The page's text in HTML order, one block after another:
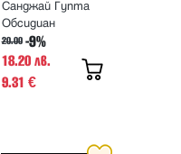
Санджай Гупта
Обсидиан
20.00 -9%
18.20 лв.
9.31 €